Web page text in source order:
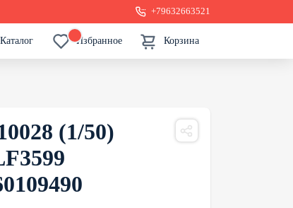
+79632663521
Каталог Избранное Корзина
(1/50)